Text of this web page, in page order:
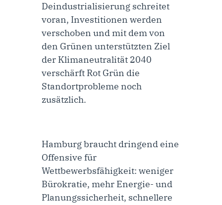
Deindustrialisierung schreitet
voran, Investitionen werden
verschoben und mit dem von
den Grünen unterstützten Ziel
der Klimaneutralität 2040
verschärft Rot Grün die
Standortprobleme noch
zusätzlich.
Hamburg braucht dringend eine
Offensive für
Wettbewerbsfähigkeit: weniger
Bürokratie, mehr Energie- und
Planungssicherheit, schnellere